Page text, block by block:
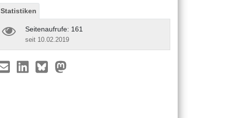
Statistiken
Seitenaufrufe: 161
seit 10.02.2019